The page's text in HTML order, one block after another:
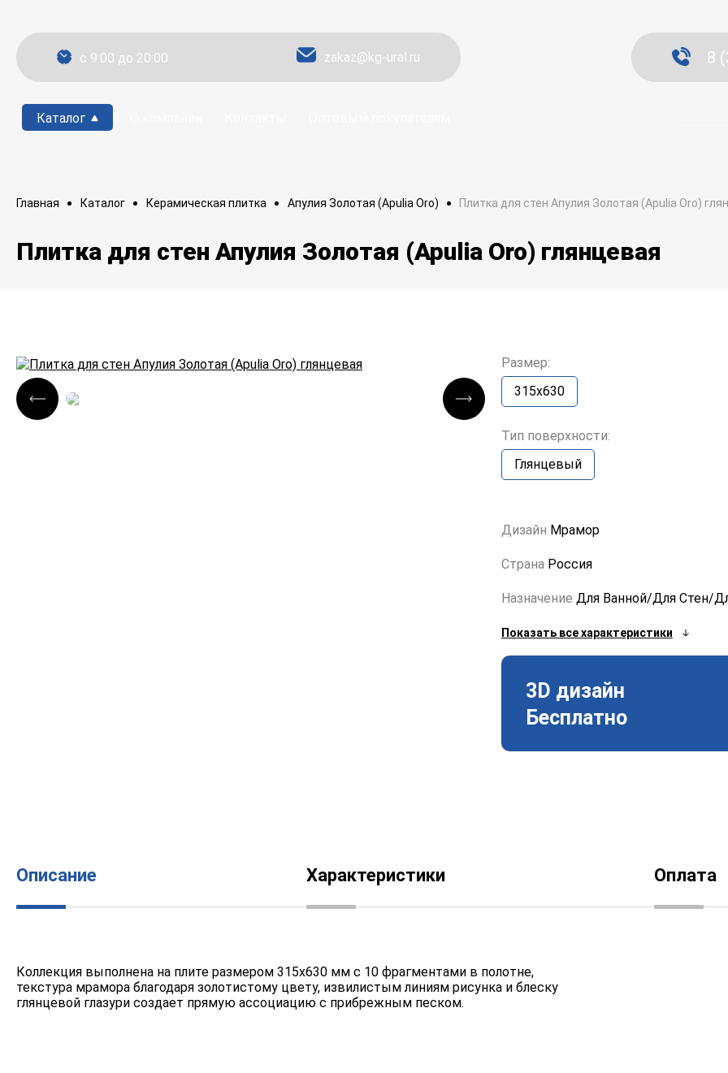
c 9:00 до 20:00 zakaz@kg-ural.ru
Каталог
8
Главная Каталог Керамическая плитка Апулия Золотая (Apulia Oro) Плитка для стен Апулия Золотая (Apulia Oro)
Плитка для стен Апулия Золотая (Apulia Oro) глянцевая
Размер:
315x630
Тип поверхности:
Глянцевый
Дизайн Мрамор
Страна Россия
Назначение Для Ванной/Для Стен/
Показать все характеристики
3D дизайн
Бесплатно
Описание Характеристики Оплата
Коллекция выполнена на плите размером 315х630 мм с 10 фрагментами в полотне,
текстура мрамора благодаря золотистому цвету, извилистым линиям рисунка и блеску
глянцевой глазури создает прямую ассоциацию с прибрежным песком.